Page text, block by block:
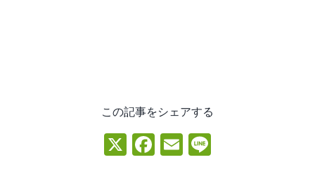
この記事をシェアする
X Facebook
Email